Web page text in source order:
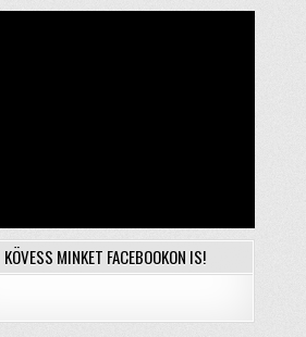
KÖVESS MINKET FACEBOOKON IS!